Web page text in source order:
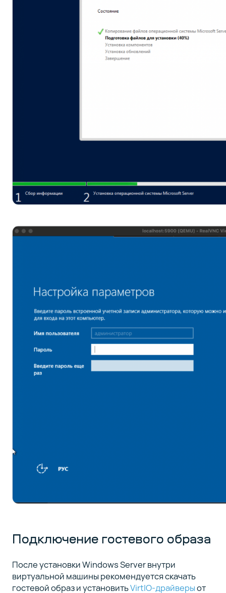
Подключение гостевого образа
После установки Windows Server внутри
виртуальной машины рекомендуется скачать
гостевой образ и установитьVirtIO-драйверыот